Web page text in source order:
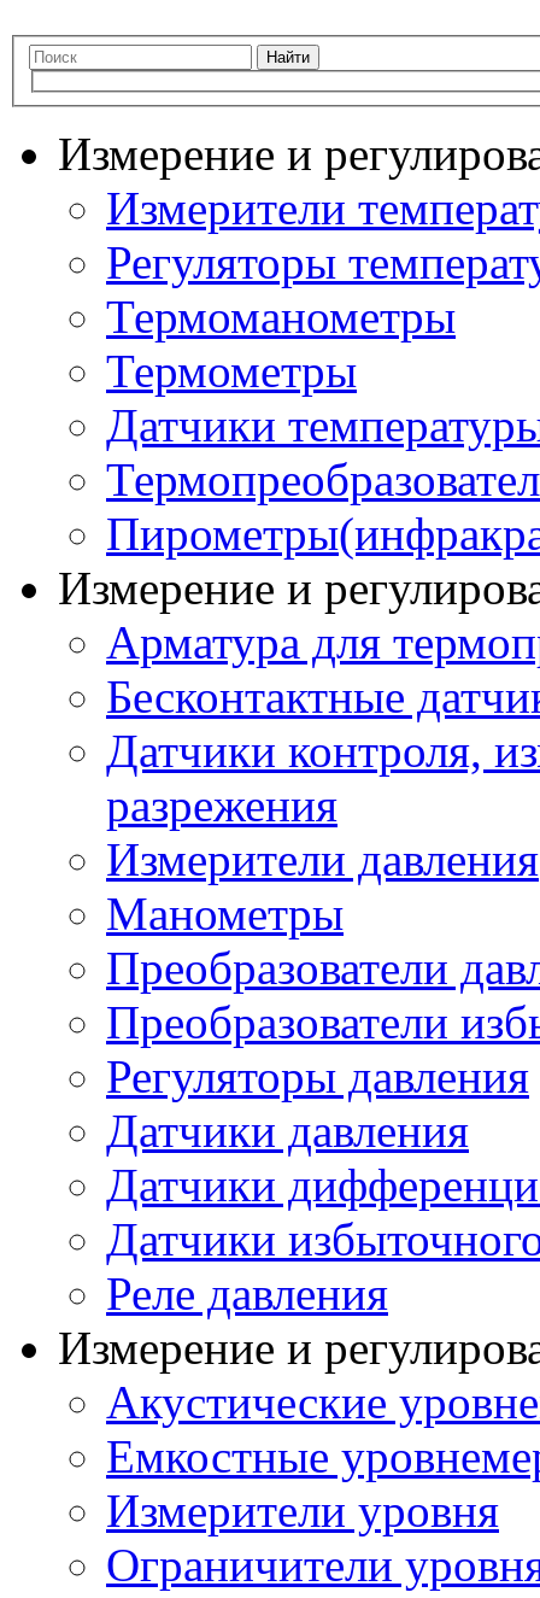
Найти
Измерение и
Измерители
Регуляторы
Термоманометры
Термометры
Датчики
Измерение и
Арматура для
Бесконтактные
Датчики контроля,
разрежения
Измерители давления
Манометры
Преобразователи
Преобразователи
Регуляторы давления
Датчики давления
Датчики
Датчики
Реле давления
Измерение и
Акустические
Емкостные
Измерители уровня
Ограничители